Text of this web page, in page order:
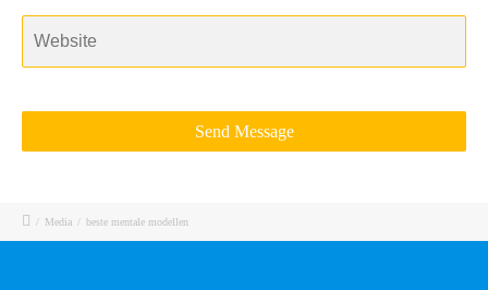
/ Media / beste mentale modellen